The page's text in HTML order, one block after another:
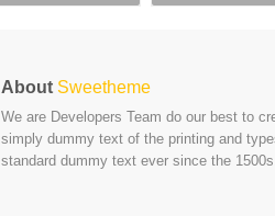
About Sweetheme
We are Developers Team do our best to
simply dummy text of the printing and
standard dummy text ever since the